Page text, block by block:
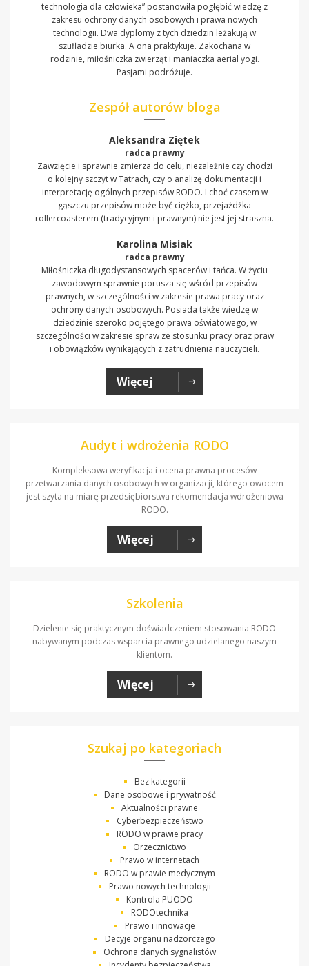
technologia dla człowieka” postanowiła pogłębić wiedzę z
zakresu ochrony danych osobowych i prawa nowych
technologii. Dwa dyplomy z tych dziedzin leżakują w
szufladzie biurka. A ona praktykuje. Zakochana w
rodzinie, miłośniczka zwierząt i maniaczka aerial yogi.
Pasjami podróżuje.
Zespół autorów bloga
Aleksandra Ziętek
radca prawny
Zawzięcie i sprawnie zmierza do celu, niezależnie czy chodzi
o kolejny szczyt w Tatrach, czy o analizę dokumentacji i
interpretację ogólnych przepisów RODO. I choć czasem w
gąszczu przepisów może być ciężko, przejażdżka
rollercoasterem (tradycyjnym i prawnym) nie jest jej straszna.
Karolina Misiak
radca prawny
Miłośniczka długodystansowych spacerów i tańca. W życiu
zawodowym sprawnie porusza się wśród przepisów
prawnych, w szczególności w zakresie prawa pracy oraz
ochrony danych osobowych. Posiada także wiedzę w
dziedzinie szeroko pojętego prawa oświatowego, w
szczególności w zakresie spraw ze stosunku pracy oraz praw
i obowiązków wynikających z zatrudnienia nauczycieli.
Więcej
Audyt i wdrożenia RODO
Kompleksowa weryfikacja i ocena prawna procesów
przetwarzania danych osobowych w organizacji, którego owocem
jest szyta na miarę przedsiębiorstwa rekomendacja wdrożeniowa
RODO.
Więcej
Szkolenia
Dzielenie się praktycznym doświadczeniem stosowania RODO
nabywanym podczas wsparcia prawnego udzielanego naszym
klientom.
Więcej
Szukaj po kategoriach
Bez kategorii
Dane osobowe i prywatność
Aktualności prawne
Cyberbezpieczeństwo
RODO w prawie pracy
Orzecznictwo
Prawo w internetach
RODO w prawie medycznym
Prawo nowych technologii
Kontrola PUODO
RODOtechnika
Prawo i innowacje
Decyje organu nadzorczego
Ochrona danych sygnalistów